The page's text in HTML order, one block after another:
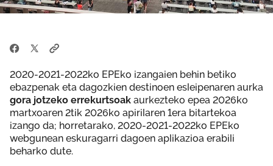
2020-2021-2022ko EPEko izangaien behin betiko
ebazpenak eta dagozkien destinoen esleipenaren aurka
gora jotzeko errekurtsoak aurkezteko epea 2026ko
martxoaren 2tik 2026ko apirilaren 1era bitartekoa
izango da; horretarako, 2020-2021-2022ko EPEko
webgunean eskuragarri dagoen aplikazioa erabili
beharko dute.